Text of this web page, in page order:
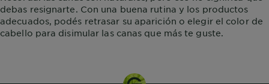
debas resignarte. Con una buena rutina y los productos
adecuados, podés retrasar su aparición o elegir el color de
cabello para disimular las canas que más te guste.